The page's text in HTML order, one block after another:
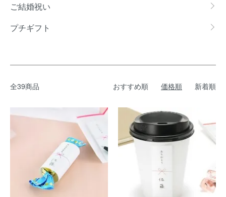
ご結婚祝い
プチギフト
全39商品 おすすめ順 価格順 新着順